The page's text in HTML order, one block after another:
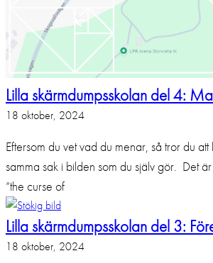
Lilla skärmdumpsskolan del 4:
18 oktober, 2024
Eftersom du vet vad du menar, så tror du att
samma sak i bilden som du själv gör. Det
”the curse of
Lilla skärmdumpsskolan del 3:
18 oktober, 2024